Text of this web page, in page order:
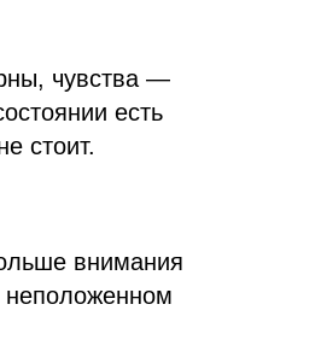
чувства —
есть
стоит.
внимания
неположенном